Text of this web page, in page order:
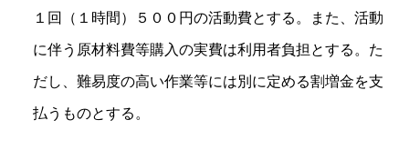
１回（１時間）５００円の活動費とする。また、活動
に伴う原材料費等購入の実費は利用者負担とする。た
だし、難易度の高い作業等には別に定める割増金を支
払うものとする。